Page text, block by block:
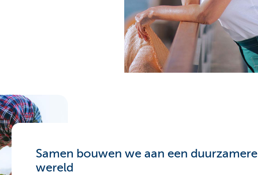
Samen bouwen we aan een duurzamere
wereld